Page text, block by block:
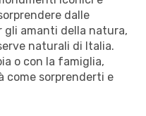
dalle
gli amanti della natura,
naturali di Italia.
o con la famiglia,
come sorprenderti e